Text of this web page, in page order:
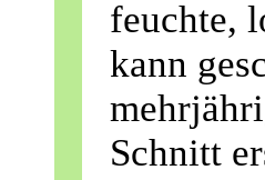
feuchte,
kann
Schnitt